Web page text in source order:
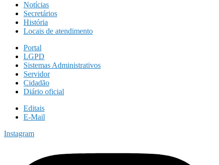
Notícias
Secretários
História
Locais de atendimento
Portal
LGPD
Sistemas Administrativos
Servidor
Cidadão
Diário oficial
Editais
E-Mail
Instagram